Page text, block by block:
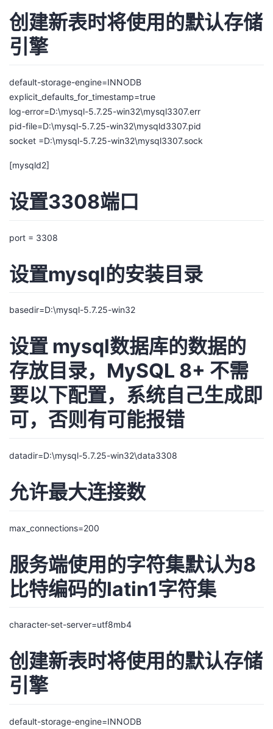
创建新表时将使用的默认存储
引擎
default-storage-engine=INNODB
explicit_defaults_for_timestamp=true
log-error=D:\mysql-5.7.25-win32\mysql3307.err
pid-file=D:\mysql-5.7.25-win32\mysqld3307.pid
socket =D:\mysql-5.7.25-win32\mysql3307.sock
[mysqld2]
设置3308端口
port = 3308
设置mysql的安装目录
basedir=D:\mysql-5.7.25-win32
设置 mysql数据库的数据的
存放目录，MySQL 8+ 不需
要以下配置，系统自己生成即
可，否则有可能报错
datadir=D:\mysql-5.7.25-win32\data3308
允许最大连接数
max_connections=200
服务端使用的字符集默认为8
比特编码的latin1字符集
character-set-server=utf8mb4
创建新表时将使用的默认存储
引擎
default-storage-engine=INNODB